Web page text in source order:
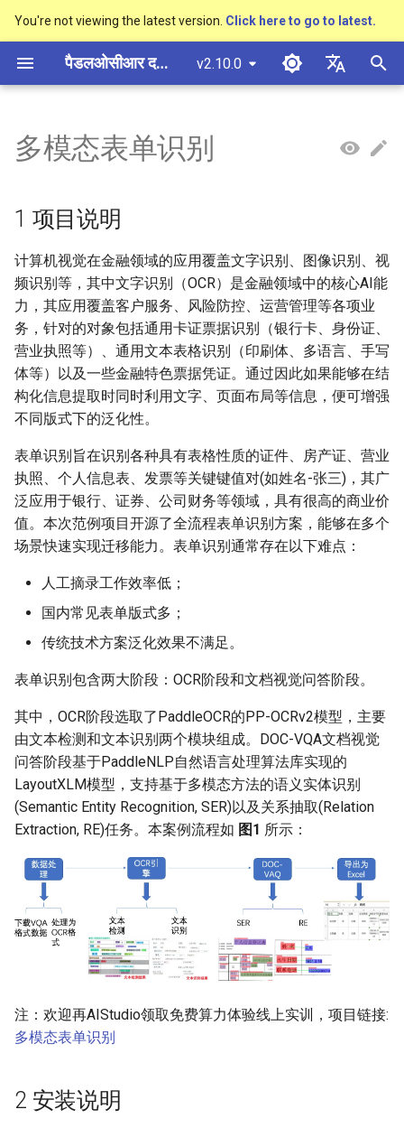
You're not viewing the latest version. Click here to go to latest.
पैडलओसीआर दस्तावेज़ीकरण v2.10.0
한국인
Help translating
खो
ज
रू
快速开始
基于C++预测引擎推理
Visual Studio 2019
Community CMake 编译指南
服务化部署
Android部署
Jetson部署
端侧部署
网页前端部署
Paddle2ONNX模型转化与预
测
Benchmark
快速开始
快速安装
效果展示
运行环境
模型库
模型训练
文本方向分类器
关键信息提取
模型微调
训练tricks
博客
多语言模型
动手学OCR
Enhanced CTC Loss
切片操作
分布式训练
项目克隆
快速开始
模型库
模型训练 版面恢复
关键信息提取
推理部署
博客
文本检测算法
PSENet
FCENet
DRRG
CT
文本识别算法
RARE
SRN
NRTR
SAR
SVTR
SVTRv2
VisionLAN
RobustScanner
RFL
ParseQ
CPPD
SATRN
文本超分辨率算法
公式识别算法
PP-FormulaNet
端到端OCR算法
表格识别算法
使用PaddleOCR架构添加新算
法
SVTR
液晶屏读数识别
包装生产日期
PCB文字识别
2 安装说明
3 数据准备
3.1 下载处理好的数据集
3.2 转换为PaddleOCR检测
和识别格式
4 OCR
4.1 文本检测
4.1.1 方案1：预训练模型
1）下载预训练模型
2）模型评估
4.1.2 方案2：XFUND数据
集+fine-tune
1)模型训练
3）导出模型
4）模型预测
4.2 文本识别
4.2.1 方案1：预训练模型
1）下载预训练模型
2）模型评估
4.2.2 方案2：XFUND数据
集+finetune
2）模型评估
其它数据标注工具
其它数据合成工具
手写中文OCR数据集
垂类多语言OCR数据集
版面分析数据集
表格识别数据集
关键信息提取数据集
附录
多模态表单识别
1 项目说明
计算机视觉在金融领域的应用覆盖文字识别、图像识别、视
频识别等，其中文字识别（OCR）是金融领域中的核心AI能
力，其应用覆盖客户服务、风险防控、运营管理等各项业
务，针对的对象包括通用卡证票据识别（银行卡、身份证、
营业执照等）、通用文本表格识别（印刷体、多语言、手写
体等）以及一些金融特色票据凭证。通过因此如果能够在结
构化信息提取时同时利用文字、页面布局等信息，便可增强
不同版式下的泛化性。
表单识别旨在识别各种具有表格性质的证件、房产证、营业
执照、个人信息表、发票等关键键值对(如姓名-张三)，其广
泛应用于银行、证券、公司财务等领域，具有很高的商业价
值。本次范例项目开源了全流程表单识别方案，能够在多个
场景快速实现迁移能力。表单识别通常存在以下难点：
人工摘录工作效率低；
国内常见表单版式多；
传统技术方案泛化效果不满足。
表单识别包含两大阶段：OCR阶段和文档视觉问答阶段。
其中，OCR阶段选取了PaddleOCR的PP-OCRv2模型，主要
由文本检测和文本识别两个模块组成。DOC-VQA文档视觉
问答阶段基于PaddleNLP自然语言处理算法库实现的
LayoutXLM模型，支持基于多模态方法的语义实体识别
(Semantic Entity Recognition, SER)以及关系抽取(Relation
Extraction, RE)任务。本案例流程如 图1 所示：
注：欢迎再AIStudio领取免费算力体验线上实训，项目链接:
多模态表单识别
2 安装说明